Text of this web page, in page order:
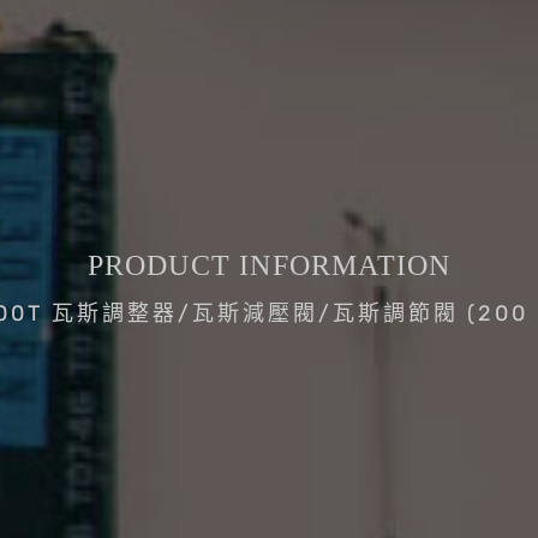
PRODUCT INFORMATION
瓦斯調整器/瓦斯減壓閥/瓦斯調節閥